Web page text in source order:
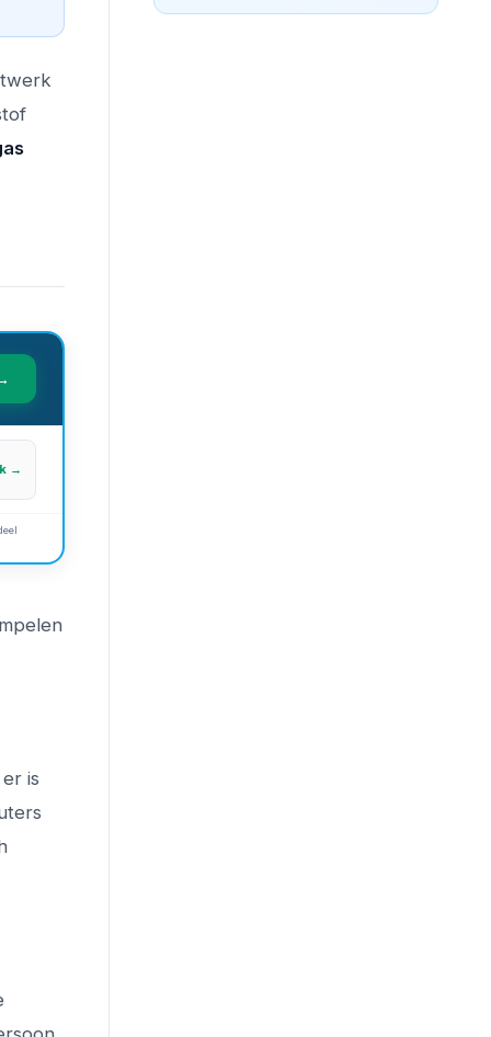
→
is